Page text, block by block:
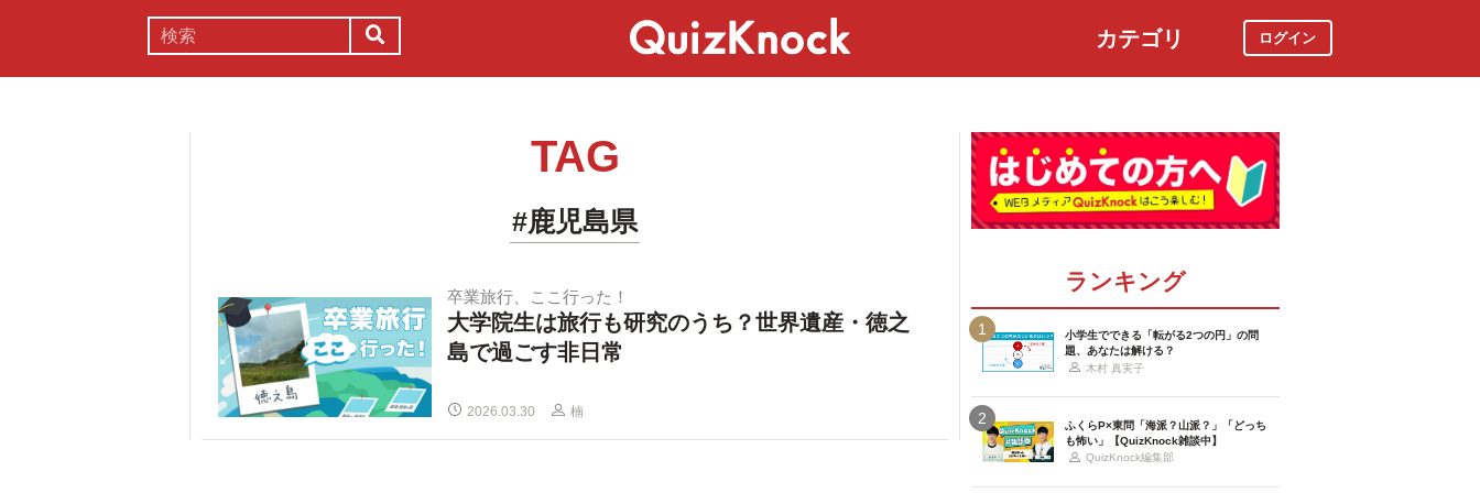
カテゴリ ログイン
TAG
#鹿児島県
卒業旅行、ここ行った！
大学院生は旅行も研究のうち？世界遺産・徳之
島で過ごす非日常
2026.03.30 楠
ランキング
1
小学生でできる「転がる2つの円」の問
題、あなたは解ける？
木村 真実子
2
ふくらP×東問「海派？山派？」「どっち
も怖い」【QuizKnock雑談中】
QuizKnock編集部